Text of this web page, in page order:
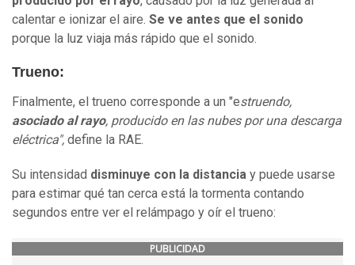
calentar e ionizar el aire. Se ve antes que el sonido
porque la luz viaja más rápido que el sonido.
Trueno:
Finalmente, el trueno corresponde a un "estruendo,
asociado al rayo, producido en las nubes por una descarga
eléctrica", define la RAE.
Su intensidad disminuye con la distancia y puede usarse
para estimar qué tan cerca está la tormenta contando
segundos entre ver el relámpago y oír el trueno:
PUBLICIDAD